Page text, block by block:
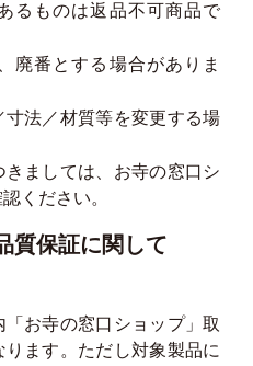
るものは返品不可商品で
廃番とする場合がありま
寸法／材質等を変更する場
きましては、お寺の窓口シ
ください。
質保証に関して
お寺の窓口ショップ」取
ます。ただし対象製品に